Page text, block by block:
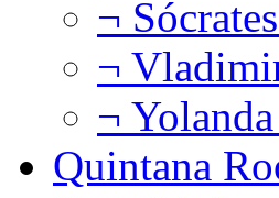
¬
¬
¬
Quintana